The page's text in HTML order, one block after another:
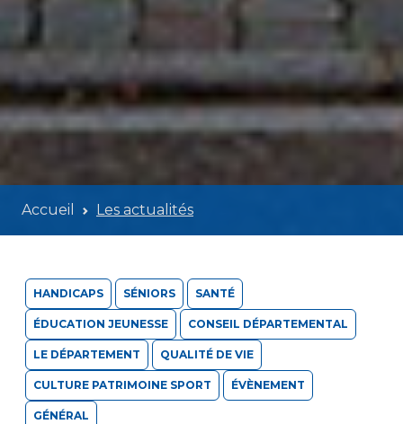
Accueil Les actualités
HANDICAPS SÉNIORS SANTÉ
ÉDUCATION JEUNESSE CONSEIL DÉPARTEMENTAL
LE DÉPARTEMENT QUALITÉ DE VIE
CULTURE PATRIMOINE SPORT ÉVÈNEMENT
GÉNÉRAL